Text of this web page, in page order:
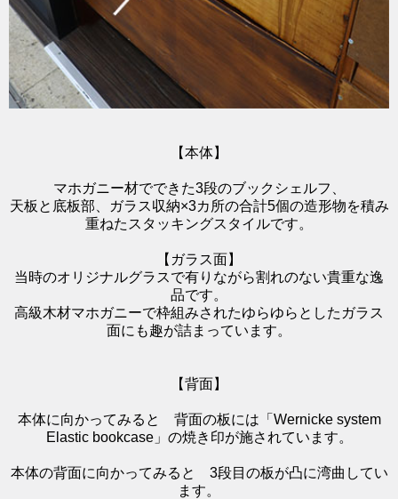
【本体】
マホガニー材でできた3段のブックシェルフ、
天板と底板部、ガラス収納×3カ所の合計5個の造形物を積み
重ねたスタッキングスタイルです。
【ガラス面】
当時のオリジナルグラスで有りながら割れのない貴重な逸
品です。
高級木材マホガニーで枠組みされたゆらゆらとしたガラス
面にも趣が詰まっています。
【背面】
本体に向かってみると 背面の板には「Wernicke system
Elastic bookcase」の焼き印が施されています。
本体の背面に向かってみると 3段目の板が凸に湾曲してい
ます。